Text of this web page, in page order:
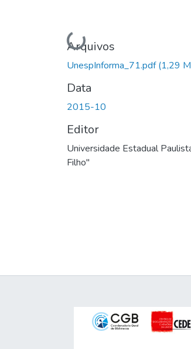
Carregando...
Arquivos
UnespInforma_71.pdf(1,29
Data
2015-10
Editor
Universidade Estadual
Filho"